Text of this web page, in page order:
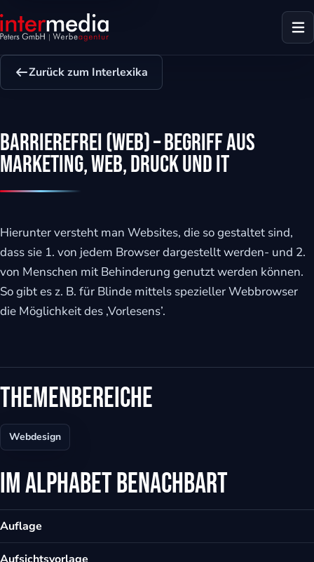
Zurück zum Interlexika
Barrierefrei (Web) – Begriff aus
Marketing, Web, Druck und IT
Hierunter versteht man Websites, die so gestaltet sind,
dass sie 1. von jedem Browser dargestellt werden- und 2.
von Menschen mit Behinderung genutzt werden können.
So gibt es z. B. für Blinde mittels spezieller Webbrowser
die Möglichkeit des ‚Vorlesens’.
Themenbereiche
Webdesign
Im Alphabet benachbart
Auflage
Aufsichtsvorlage